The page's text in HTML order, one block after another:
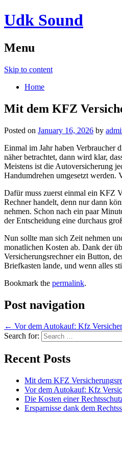
Udk Sound
Menu
Skip to content
Home
Mit dem KFZ
Posted on January 16, 2026 by
Einmal im Jahr haben Verbraucher
näher betrachtet, dann wird klar,
Meistens ist die Autoversicherung
Handumdrehen umgesetzt werden.
Dafür muss zuerst einmal ein KFZ
Rechner handelt, denn nur dann
nehmen. Schon nach ein paar
der Entscheidung eine durchaus
Nun sollte man sich Zeit nehmen
monatlichen Kosten ab. Dank der
Versicherungsrechner ein Button,
Briefkasten lande, und wenn alles
Bookmark the permalink.
Post navigation
← Vor dem Autokauf: Kfz
Search for:
Recent Posts
Mit dem KFZ
Vor dem Autokauf: Kfz
Die Kosten einer
Ersparnisse dank dem